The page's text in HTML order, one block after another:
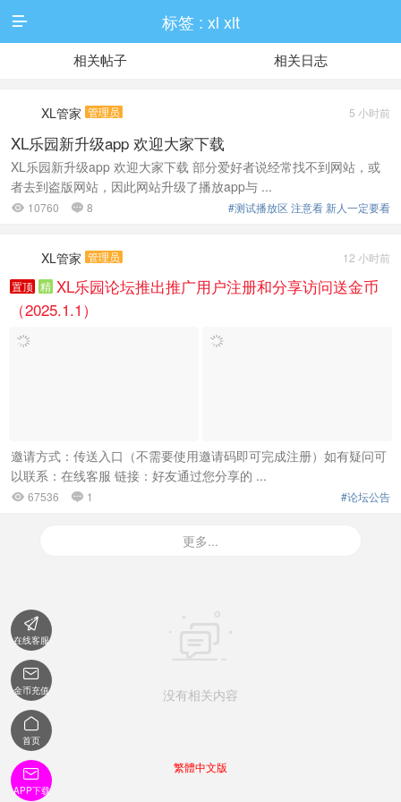
 标签 : xl xlt
相关帖子 相关日志
5 小时前
XL管家 管理员
XL乐园新升级app 欢迎大家下载
XL乐园新升级app 欢迎大家下载 部分爱好者说经常找不到网站，或
者去到盗版网站，因此网站升级了播放app与 ...
#测试播放区 注意看 新人一定要看
 10760  8
12 小时前
XL管家 管理员
置顶 精 XL乐园论坛推出推广用户注册和分享访问送金币
（2025.1.1）
邀请方式：传送入口（不需要使用邀请码即可完成注册）如有疑问可
以联系：在线客服 链接：好友通过您分享的 ...
#论坛公告
 67536  1
更多...
没有相关内容
繁體中文版

在线客服

金币充值

首页

APP下载